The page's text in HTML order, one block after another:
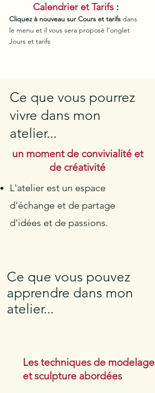
Calendrier et Tarifs :
Cliquez à nouveau sur Cours et tarifs dans
le menu et il vous sera proposé l'onglet
Jours et tarifs
Ce que vous pourrez
vivre dans mon
atelier...
un moment de convivialité et
de créativité
L'atelier est un espace
d'échange et de partage
d'idées et de passions.
Ce que vous pouvez
apprendre dans mon
atelier...
Les techniques de modelage
et sculpture abordées